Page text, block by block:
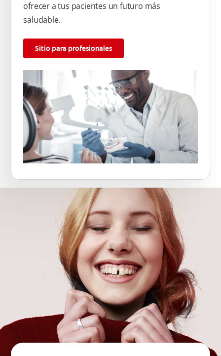
ofrecer a tus pacientes un futuro más
saludable.
Sitio para profesionales